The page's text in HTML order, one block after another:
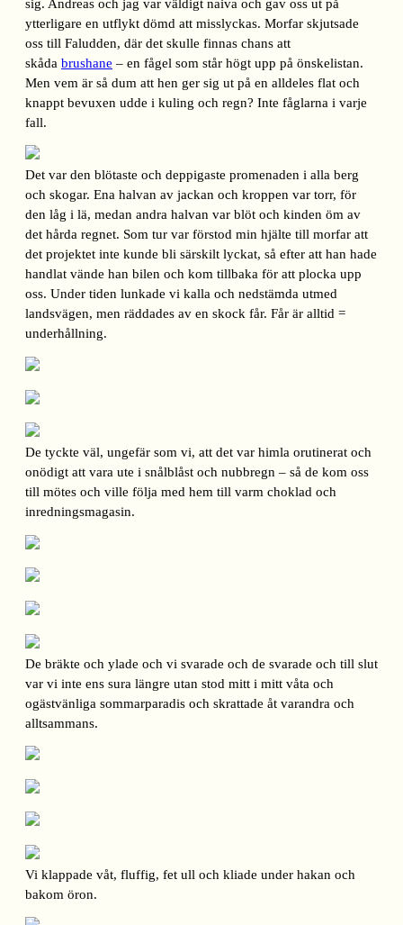
sig. Andreas och jag var väldigt naiva och gav oss ut på
ytterligare en utflykt dömd att misslyckas. Morfar skjutsade
oss till Faludden, där det skulle finnas chans att
skåda brushane – en fågel som står högt upp på önskelistan.
Men vem är så dum att hen ger sig ut på en alldeles flat och
knappt bevuxen udde i kuling och regn? Inte fåglarna i varje
fall.
Det var den blötaste och deppigaste promenaden i alla berg
och skogar. Ena halvan av jackan och kroppen var torr, för
den låg i lä, medan andra halvan var blöt och kinden öm av
det hårda regnet. Som tur var förstod min hjälte till morfar att
det projektet inte kunde bli särskilt lyckat, så efter att han hade
handlat vände han bilen och kom tillbaka för att plocka upp
oss. Under tiden lunkade vi kalla och nedstämda utmed
landsvägen, men räddades av en skock får. Får är alltid =
underhållning.
De tyckte väl, ungefär som vi, att det var himla orutinerat och
onödigt att vara ute i snålblåst och nubbregn – så de kom oss
till mötes och ville följa med hem till varm choklad och
inredningsmagasin.
De bräkte och ylade och vi svarade och de svarade och till slut
var vi inte ens sura längre utan stod mitt i mitt våta och
ogästvänliga sommarparadis och skrattade åt varandra och
alltsammans.
Vi klappade våt, fluffig, fet ull och kliade under hakan och
bakom öron.